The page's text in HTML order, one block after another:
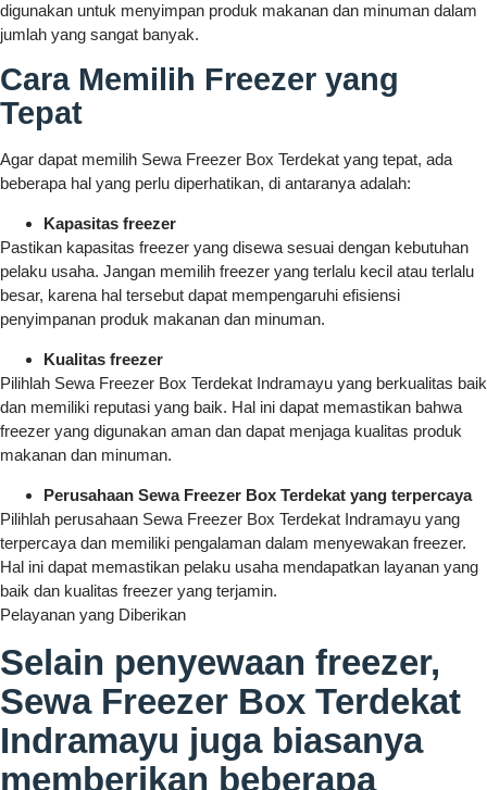
digunakan untuk menyimpan produk makanan dan minuman dalam
jumlah yang sangat banyak.
Cara Memilih Freezer yang
Tepat
Agar dapat memilih Sewa Freezer Box Terdekat yang tepat, ada
beberapa hal yang perlu diperhatikan, di antaranya adalah:
Kapasitas freezer
Pastikan kapasitas freezer yang disewa sesuai dengan kebutuhan
pelaku usaha. Jangan memilih freezer yang terlalu kecil atau terlalu
besar, karena hal tersebut dapat mempengaruhi efisiensi
penyimpanan produk makanan dan minuman.
Kualitas freezer
Pilihlah Sewa Freezer Box Terdekat Indramayu yang berkualitas baik
dan memiliki reputasi yang baik. Hal ini dapat memastikan bahwa
freezer yang digunakan aman dan dapat menjaga kualitas produk
makanan dan minuman.
Perusahaan Sewa Freezer Box Terdekat yang terpercaya
Pilihlah perusahaan Sewa Freezer Box Terdekat Indramayu yang
terpercaya dan memiliki pengalaman dalam menyewakan freezer.
Hal ini dapat memastikan pelaku usaha mendapatkan layanan yang
baik dan kualitas freezer yang terjamin.
Pelayanan yang Diberikan
Selain penyewaan freezer,
Sewa Freezer Box Terdekat
Indramayu juga biasanya
memberikan beberapa